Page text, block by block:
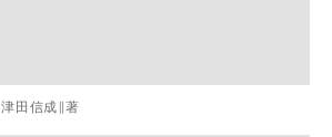
津田信成∥著